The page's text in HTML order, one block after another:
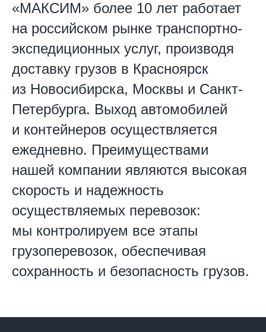
«МАКСИМ» более 10 лет работает
на российском рынке транспортно-
экспедиционных услуг, производя
доставку грузов в Красноярск
из Новосибирска, Москвы и Санкт-
Петербурга. Выход автомобилей
и контейнеров осуществляется
ежедневно. Преимуществами
нашей компании являются высокая
скорость и надежность
осуществляемых перевозок:
мы контролируем все этапы
грузоперевозок, обеспечивая
сохранность и безопасность грузов.